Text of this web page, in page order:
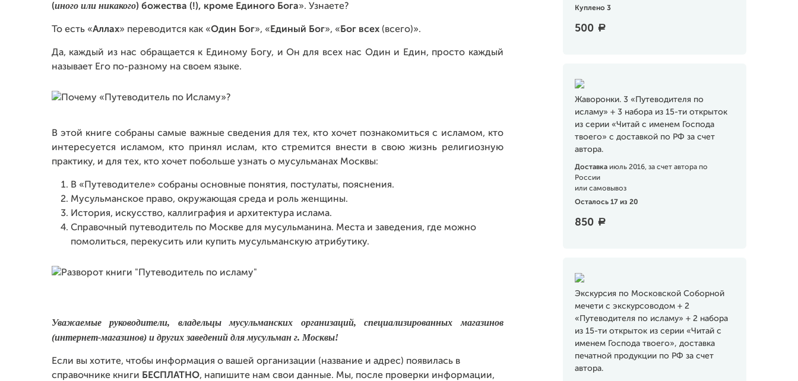
Куплено 3
500 a
Жаворонки. 3 «Путеводителя по
исламу» + 3 набора из 15-ти открыток
из серии «Читай с именем Господа
твоего» с доставкой по РФ за счет
автора.
Доставка июль 2016, за счет автора по
России
или самовывоз
Осталось 17 из 20
850 a
Экскурсия по Московской Соборной
мечети с экскурсоводом + 2
«Путеводителя по исламу» + 2 набора
из 15-ти открыток из серии «Читай с
именем Господа твоего», доставка
печатной продукции по РФ за счет
автора.
(иного или никакого) божества (!), кроме Единого Бога». Узнаете?
То есть «Аллах» переводится как «Один Бог», « Единый Бог», « Бог всех (всего)».
Да, каждый из нас обращается к Единому Богу, и Он для всех нас Один и Един, просто каждый
называет Его по-разному на своем языке.
В этой книге собраны самые важные сведения для тех, кто хочет познакомиться с исламом, кто
интересуется исламом, кто принял ислам, кто стремится внести в свою жизнь религиозную
практику, и для тех, кто хочет побольше узнать о мусульманах Москвы:
В «Путеводителе» собраны основные понятия, постулаты, пояснения.
Мусульманское право, окружающая среда и роль женщины.
История, искусство, каллиграфия и архитектура ислама.
Справочный путеводитель по Москве для мусульманина. Места и заведения, где можно
помолиться, перекусить или купить мусульманскую атрибутику.
Уважаемые руководители, владельцы мусульманских организаций, специализированных магазинов
(интернет-магазинов) и других заведений для мусульман г. Москвы!
Если вы хотите, чтобы информация о вашей организации (название и адрес) появилась в
справочнике книги БЕСПЛАТНО, напишите нам свои данные. Мы, после проверки информации,